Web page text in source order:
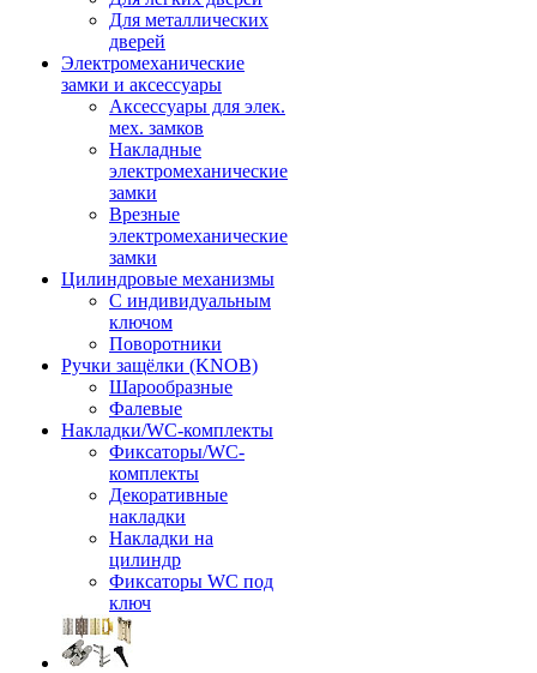
Для металлических
дверей
Электромеханические
замки и аксессуары
Аксессуары для элек.
мех. замков
Накладные
электромеханические
замки
Врезные
электромеханические
замки
Цилиндровые механизмы
С индивидуальным
ключом
Поворотники
Ручки защёлки (KNOB)
Шарообразные
Фалевые
Накладки/WC-комплекты
Фиксаторы/WC-
комплекты
Декоративные
накладки
Накладки на
цилиндр
Фиксаторы WC под
ключ